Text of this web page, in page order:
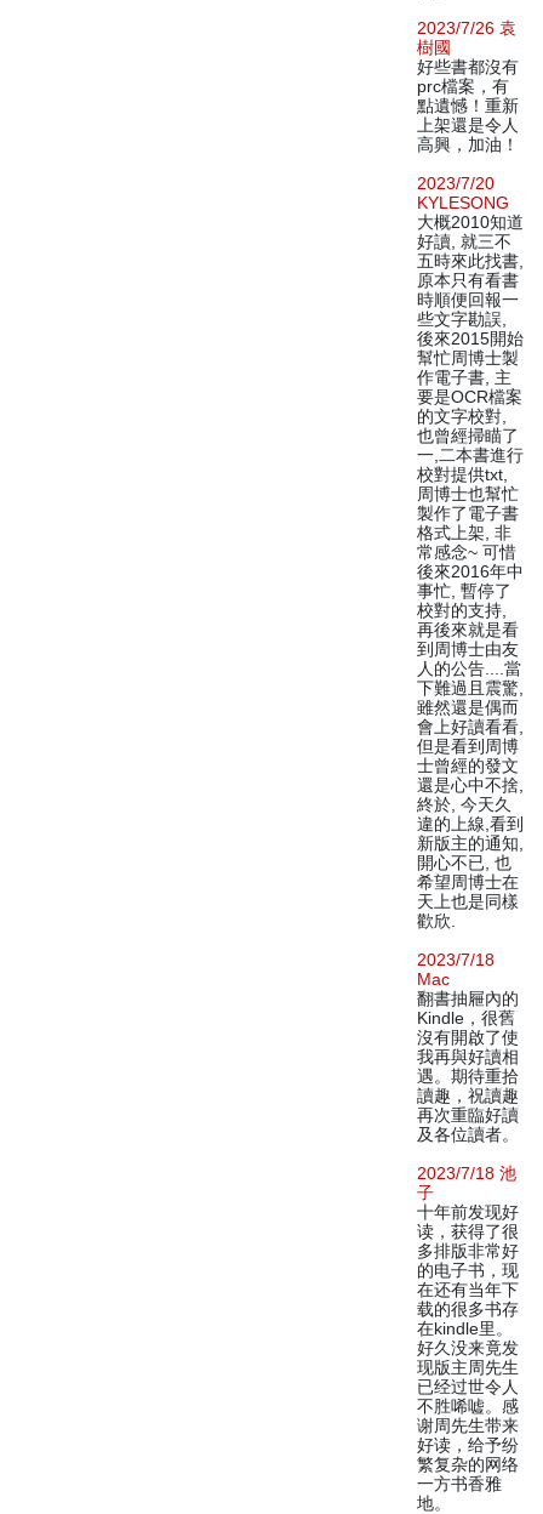
2023/7/26 袁
樹國
好些書都沒有
prc檔案，有
點遺憾！重新
上架還是令人
高興，加油！
2023/7/20
KYLESONG
大概2010知道
好讀, 就三不
五時來此找書,
原本只有看書
時順便回報一
些文字勘誤,
後來2015開始
幫忙周博士製
作電子書, 主
要是OCR檔案
的文字校對,
也曾經掃瞄了
一,二本書進行
校對提供txt,
周博士也幫忙
製作了電子書
格式上架, 非
常感念~ 可惜
後來2016年中
事忙, 暫停了
校對的支持,
再後來就是看
到周博士由友
人的公告....當
下難過且震驚,
雖然還是偶而
會上好讀看看,
但是看到周博
士曾經的發文
還是心中不捨,
終於, 今天久
違的上線,看到
新版主的通知,
開心不已, 也
希望周博士在
天上也是同樣
歡欣.
2023/7/18
Mac
翻書抽屜內的
Kindle，很舊
沒有開啟了使
我再與好讀相
遇。期待重拾
讀趣，祝讀趣
再次重臨好讀
及各位讀者。
2023/7/18 池
子
十年前发现好
读，获得了很
多排版非常好
的电子书，现
在还有当年下
载的很多书存
在kindle里。
好久没来竟发
现版主周先生
已经过世令人
不胜唏嘘。感
谢周先生带来
好读，给予纷
繁复杂的网络
一方书香雅
地。